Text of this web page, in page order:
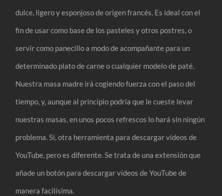
dulce, ligero y esponjoso de origen francés. Es ideal con el
fin de usar como base de los pasteles y otros postres, o
servir como panecillo a modo de acompañante para un
determinado plato de carne o cualquier modelo de paté.
Nuestra masa madre irá cogiendo fuerza con el paso del
tiempo, y, aunque al principio podria que le cueste levar
nuestras masas, en unos pocos refrescos lo hará sin ningún
problema. Sí, otra herramienta para descargar vídeos de
YouTube, pero es diferente. Se trata de una extensión que
añade un botón para descargar vídeos de YouTube de
manera facilísima.